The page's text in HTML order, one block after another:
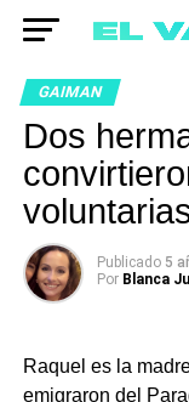
GAIMAN
Dos
Publicado 5
Por Blanca
Raquel es la
emigraron del